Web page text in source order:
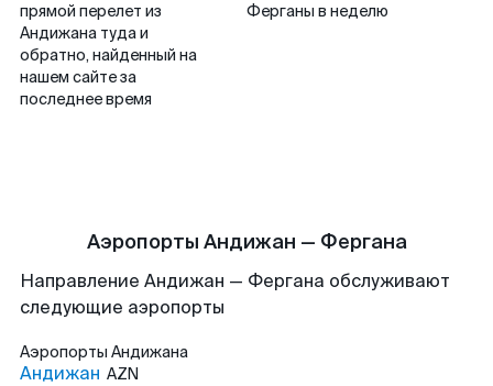
прямой перелет из
Андижана туда и
обратно, найденный на
нашем сайте за
последнее время
Ферганы в неделю
Аэропорты Андижан — Фергана
Направление Андижан — Фергана обслуживают
следующие аэропорты
Аэропорты Андижана
Андижан AZN